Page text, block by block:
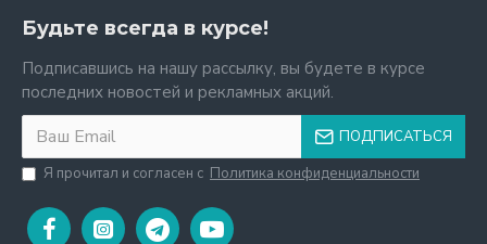
Будьте всегда в курсе!
Подписавшись на нашу рассылку, вы будете в курсе
последних новостей и рекламных акций.
ПОДПИСАТЬСЯ
Я прочитал и согласен с Политика конфиденциальности